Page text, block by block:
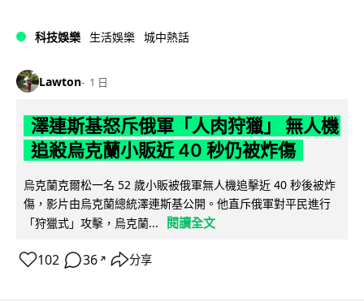
科技娛樂 生活娛樂 城中熱話
Lawton 1 日
澤連斯基怒斥俄軍「人肉狩獵」 無人機
追殺烏克蘭小販近 40 秒仍被炸傷
烏克蘭克爾松一名 52 歲小販被俄軍無人機追擊近 40 秒後被炸
傷，影片由烏克蘭總統澤連斯基公開。他直斥俄軍對平民進行
「狩獵式」攻擊，烏克蘭...
閱讀全文
102 36 ↗ 分享